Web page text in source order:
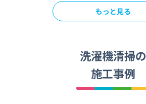
もっと見る
洗濯機清掃の
施工事例